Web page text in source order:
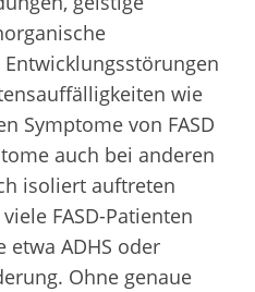
wie
Symptome von FASD
auch bei anderen
isoliert auftreten
FASD-Patienten
etwa ADHS oder
Ohne genaue